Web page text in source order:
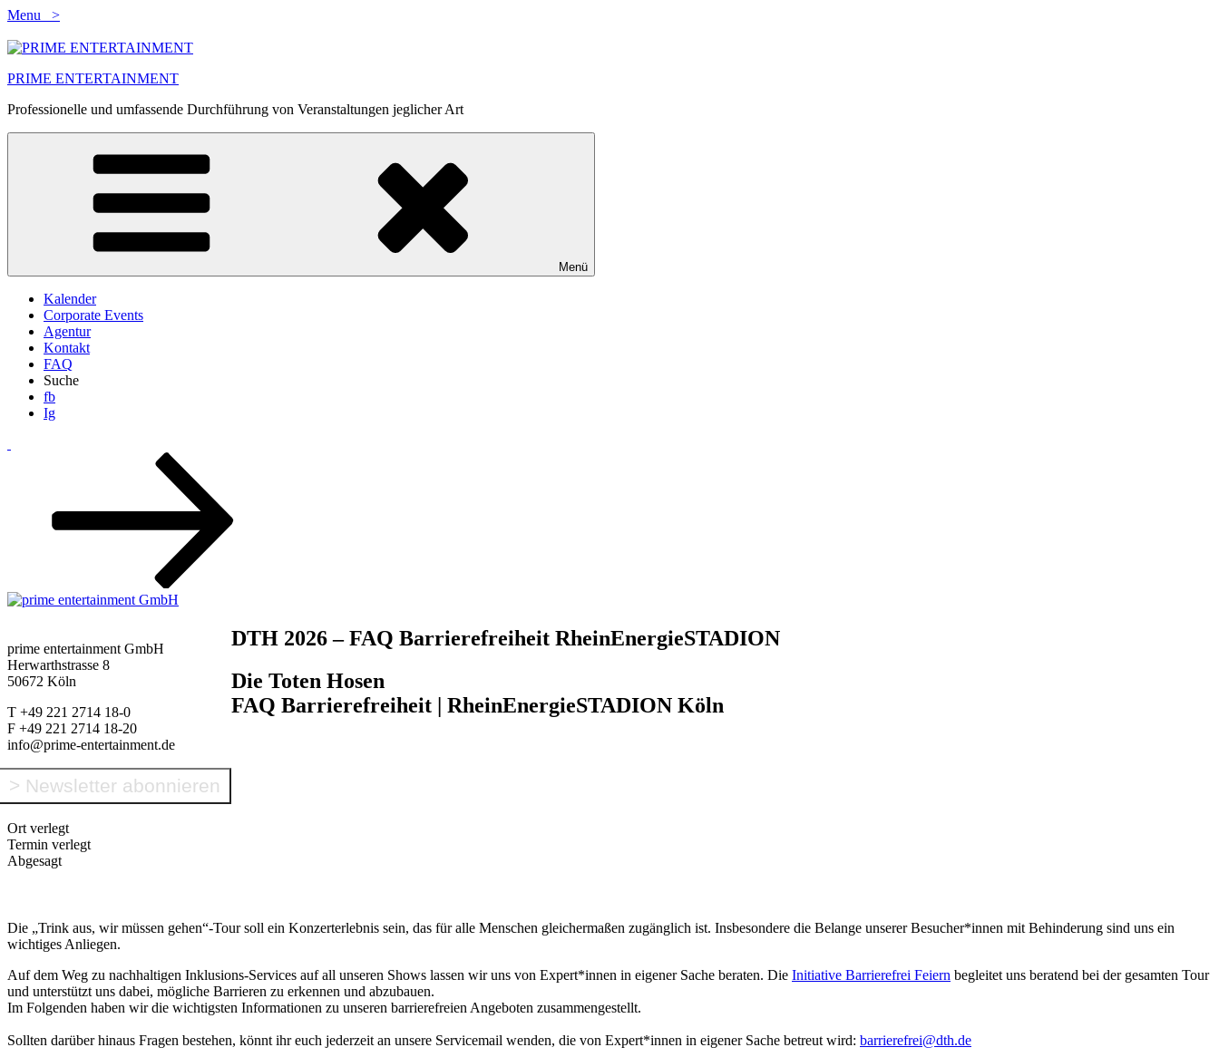
Menu >Zum
springen
PRIME ENTERTAINMENT
Professionelle und umfassende Durchführung von Veranstaltungen jeglicher Art
Menü
Kalender
Corporate Events
Agentur
Kontakt
FAQ
Suche
fb
Ig
prime entertainment GmbH
Herwarthstrasse 8
50672 Köln
T +49 221 2714 18-0
F +49 221 2714 18-20
info@prime-entertainment.de
> Newsletter abonnieren
Ort verlegt
Termin verlegt
Abgesagt
DTH 2026 – FAQ Barrierefreiheit RheinEnergieSTADION
Die Toten Hosen
FAQ Barrierefreiheit | RheinEnergieSTADION Köln
Die „Trink aus, wir müssen gehen“-Tour soll ein Konzerterlebnis sein, das für alle Menschen gleichermaßen zugänglich ist. Insbesondere die Belange unserer Besucher*innen mit Behinderung sind uns ein
wichtiges Anliegen.
Auf dem Weg zu nachhaltigen Inklusions-Services auf all unseren Shows lassen wir uns von Expert*innen in eigener Sache beraten. Die Initiative Barrierefrei Feiern begleitet uns beratend bei der gesamten Tour
und unterstützt uns dabei, mögliche Barrieren zu erkennen und abzubauen.
Im Folgenden haben wir die wichtigsten Informationen zu unseren barrierefreien Angeboten zusammengestellt.
Sollten darüber hinaus Fragen bestehen, könnt ihr euch jederzeit an unsere Servicemail wenden, die von Expert*innen in eigener Sache betreut wird: barrierefrei@dth.de